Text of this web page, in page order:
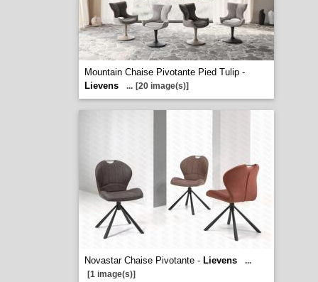
Mountain Chaise Pivotante Pied Tulip -
Lievens
... [20 image(s)]
Novastar Chaise Pivotante - Lievens
...
[1 image(s)]